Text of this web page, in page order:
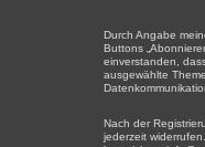
Durch Angabe
Buttons
einverstanden,
ausgewählte
Nach der
jederzeit